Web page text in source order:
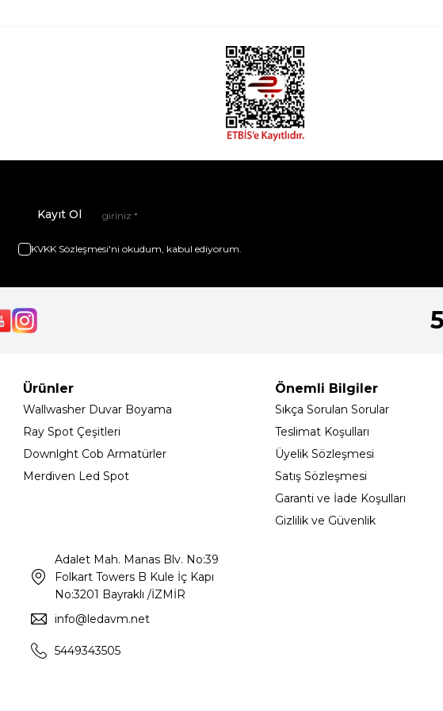
Kayıt Ol
KVKK Sözleşmesi'ni okudum, kabul ediyorum.
Ürünler
Wallwasher Duvar Boyama
Ray Spot Çeşitleri
Downlght Cob Armatürler
Merdiven Led Spot
Önemli Bilgiler
Sıkça Sorulan Sorular
Teslimat Koşulları
Üyelik Sözleşmesi
Satış Sözleşmesi
Garanti ve İade Koşulları
Gizlilik ve Güvenlik
Adalet Mah. Manas Blv. No:39
Folkart Towers B Kule İç Kapı
No:3201 Bayraklı /İZMİR
info@ledavm.net
5449343505